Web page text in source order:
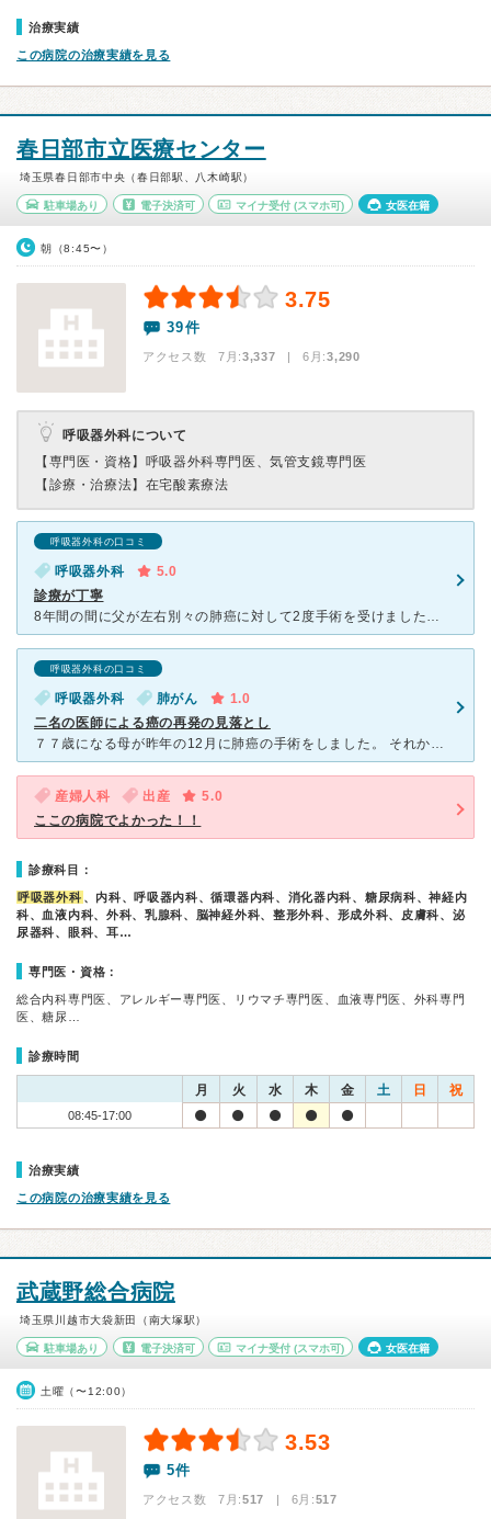
治療実績
この病院の治療実績を見る
春日部市立医療センター
埼玉県春日部市中央（春日部駅、八木崎駅）
駐車場あり 電子決済可 マイナ受付 (スマホ可) 女医在籍
朝（8:45〜）
3.75
39件
アクセス数 7月:3,337 | 6月:3,290
呼吸器外科について
【専門医・資格】 呼吸器外科専門医、気管支鏡専門医
【診療・治療法】 在宅酸素療法
呼吸器外科の口コミ
呼吸器外科
5.0
診療が丁寧
8年間の間に父が左右別々の肺癌に対して2度手術を受けました。担当先生の手術説明が丁寧でわかりやすく、手術も予定より早く終わりました。病室は1人ずつのスペースが広く、快適でした。入院中、リハビリの先生が
呼吸器外科の口コミ
呼吸器外科 肺がん
1.0
二名の医師による癌の再発の見落とし
７７歳になる母が昨年の12月に肺癌の手術をしました。 それから、定期的に毎月受診していましたが、夏ごろから腰の痛みやふらつきを訴えるようになり先生に相談しましたが、痛み止めを出されるだけでした。
産婦人科 出産
5.0
ここの病院でよかった！！
診療科目：
呼吸器外科 、内科、呼吸器内科、循環器内科、消化器内科、糖尿病科、神経内
科、血液内科、外科、乳腺科、脳神経外科、整形外科、形成外科、皮膚科、泌
尿器科、眼科、耳…
専門医・資格：
総合内科専門医、アレルギー専門医、リウマチ専門医、血液専門医、外科専門
医、糖尿…
診療時間
月 火 水 木 金 土 日 祝
08:45-17:00
治療実績
この病院の治療実績を見る
武蔵野総合病院
埼玉県川越市大袋新田（南大塚駅）
駐車場あり 電子決済可 マイナ受付 (スマホ可) 女医在籍
土曜（〜12:00）
3.53
5件
アクセス数 7月:517 | 6月:517